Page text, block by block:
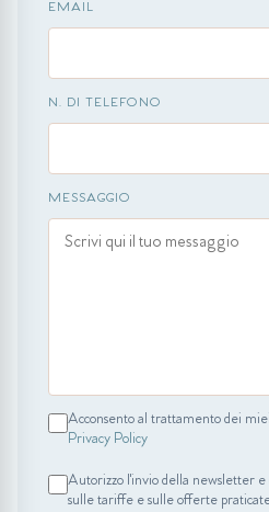
EMAIL
N. DI TELEFONO
MESSAGGIO
Acconsento al trattamento dei
Privacy Policy
Autorizzo l'invio della newsletter e
sulle tariffe e sulle offerte